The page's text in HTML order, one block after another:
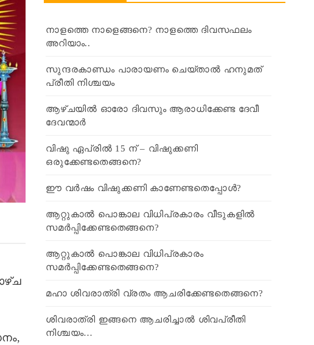
നാളത്തെ നാളെങ്ങനെ? നാളത്തെ ദിവസഫലം
അറിയാം..
സുന്ദരകാണ്ഡം പാരായണം ചെയ്താൽ ഹനുമത്
പ്രീതി നിശ്ചയം
ആഴ്ചയിൽ ഓരോ ദിവസും ആരാധിക്കേണ്ട ദേവീ
ദേവന്മാർ
വിഷു ഏപ്രിൽ 15 ന് – വിഷുക്കണി
ഒരുക്കേണ്ടതെങ്ങനെ?
ഈ വർഷം വിഷുക്കണി കാണേണ്ടതെപ്പോൾ?
ആറ്റുകാൽ പൊങ്കാല വിധിപ്രകാരം വീടുകളിൽ
സമർപ്പിക്കേണ്ടതെങ്ങനെ?
ആറ്റുകാൽ പൊങ്കാല വിധിപ്രകാരം
സമർപ്പിക്കേണ്ടതെങ്ങനെ?
മഹാ ശിവരാത്രി വ്രതം ആചരിക്കേണ്ടതെങ്ങനെ?
ശിവരാത്രി ഇങ്ങനെ ആചരിച്ചാൽ ശിവപ്രീതി
നിശ്ചയം…